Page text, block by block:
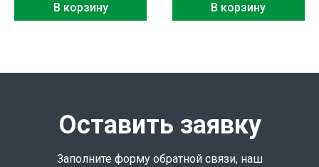
В корзину В корзину
Оставить заявку
Заполните форму обратной связи, наш